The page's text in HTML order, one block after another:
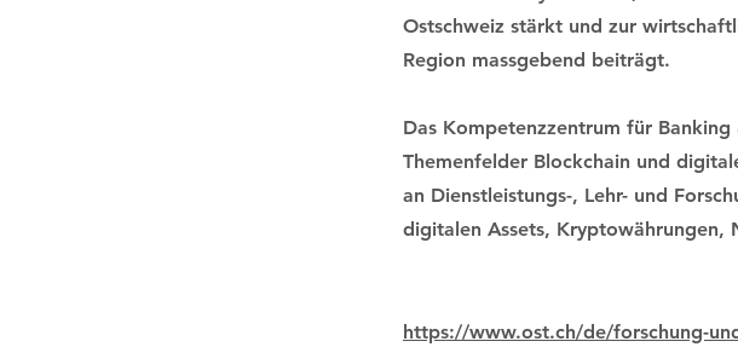
Ostschweiz stärkt und zur
Region massgebend beiträgt.
Das Kompetenzzentrum für
Themenfelder Blockchain und
an Dienstleistungs-, Lehr- und
digitalen Assets, Kryptowährungen,
https://www.ost.ch/de/forschung-